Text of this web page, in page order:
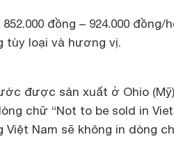
đồng – 924.000 đồng/
tùy loại và hương vị.
được sản xuất ở Ohio
chữ “Not to be sold in
Việt Nam sẽ không in dòng